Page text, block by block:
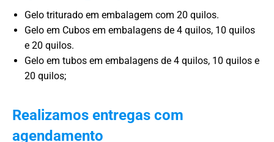
Gelo triturado em embalagem com 20 quilos.
Gelo em Cubos em embalagens de 4 quilos, 10 quilos
e 20 quilos.
Gelo em tubos em embalagens de 4 quilos, 10 quilos e
20 quilos;
Realizamos entregas com
agendamento